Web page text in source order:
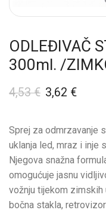
ODLEĐIVAČ
300ml. /
4,53€ 3,62 €
Sprej za odmrzavanje
uklanja led, mraz i inje
Njegova snažna
omogućuje jasnu
vožnju tijekom zimskih
bočna stakla,